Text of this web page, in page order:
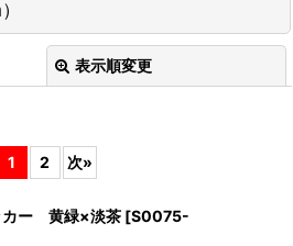
表示順変更
1 2 次»
ー 黄緑×淡茶 [S0075-